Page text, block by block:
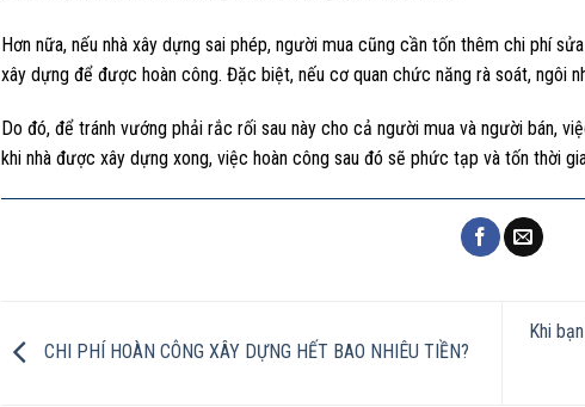
Hơn nữa, nếu nhà xây dựng sai phép, người mua cũng cần tốn thêm chi phí
xây dựng để được hoàn công. Đặc biệt, nếu cơ quan chức năng rà soát, ngôi
Do đó, để tránh vướng phải rắc rối sau này cho cả người mua và người bán,
khi nhà được xây dựng xong, việc hoàn công sau đó sẽ phức tạp và tốn thời
CHI PHÍ HOÀN CÔNG XÂY DỰNG HẾT BAO NHIÊU TIỀN?
Khi